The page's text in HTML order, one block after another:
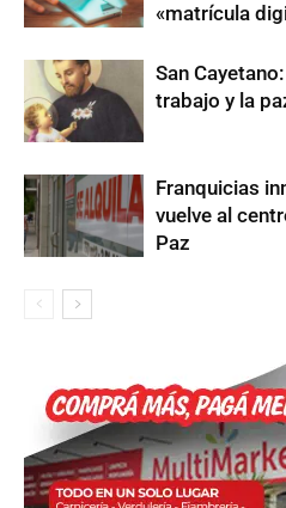
«matrícula
San
trabajo y la
Franquicias
vuelve al
Paz